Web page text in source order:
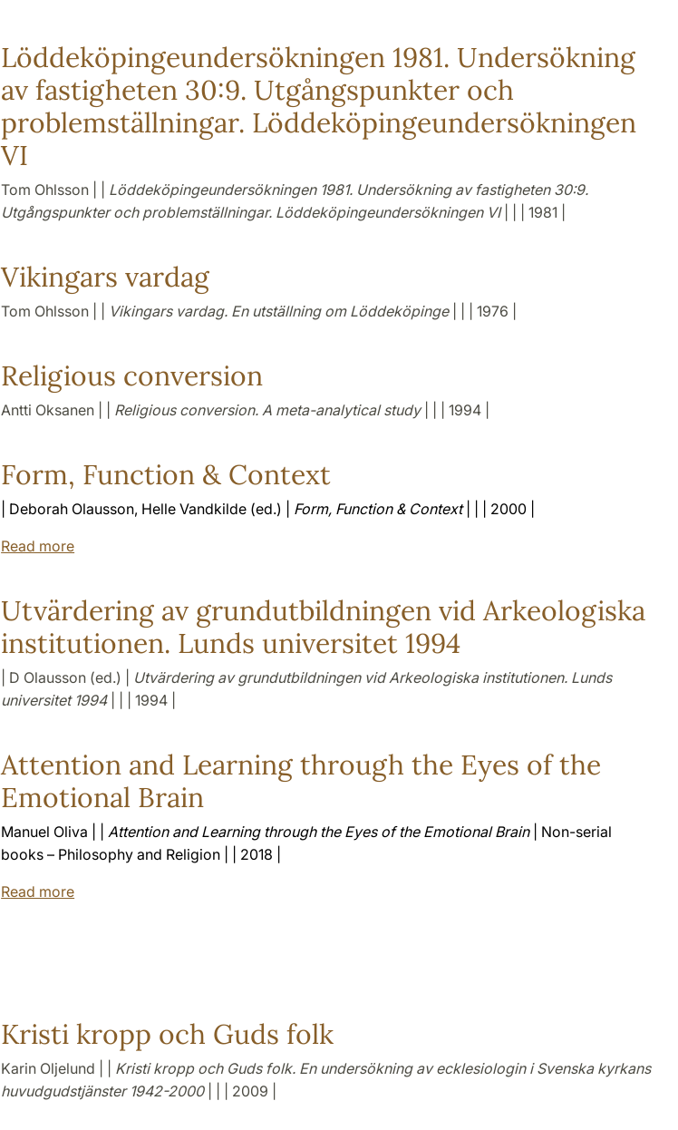
Löddeköpingeundersökningen 1981. Undersökning
av fastigheten 30:9. Utgångspunkter och
problemställningar. Löddeköpingeundersökningen
VI
Tom Ohlsson | | Löddeköpingeundersökningen 1981. Undersökning av fastigheten 30:9.
Utgångspunkter och problemställningar. Löddeköpingeundersökningen VI| | | 1981 |
Vikingars vardag
Tom Ohlsson | | Vikingars vardag. En utställning om Löddeköpinge| | | 1976 |
Religious conversion
Antti Oksanen | | Religious conversion. A meta-analytical study| | | 1994 |
Form, Function & Context
| Deborah Olausson, Helle Vandkilde (ed.) | Form, Function & Context| | | 2000 |
Read more
Utvärdering av grundutbildningen vid Arkeologiska
institutionen. Lunds universitet 1994
| D Olausson (ed.) | Utvärdering av grundutbildningen vid Arkeologiska institutionen. Lunds
universitet 1994| | | 1994 |
Attention and Learning through the Eyes of the
Emotional Brain
Manuel Oliva | | Attention and Learning through the Eyes of the Emotional Brain| Non-serial
books – Philosophy and Religion | | 2018 |
Read more
Kristi kropp och Guds folk
Karin Oljelund | | Kristi kropp och Guds folk. En undersökning av ecklesiologin i Svenska kyrkans
huvudgudstjänster 1942-2000| | | 2009 |